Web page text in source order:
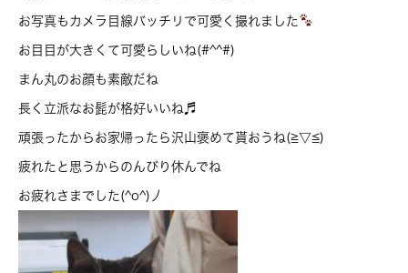
お写真もカメラ目線バッチリで可愛く撮れました
お目目が大きくて可愛らしいね(#^^#)
まん丸のお顔も素敵だね
長く立派なお髭が格好いいね♬
頑張ったからお家帰ったら沢山褒めて貰おうね(≧▽≦)
疲れたと思うからのんびり休んでね
お疲れさまでした(^o^)丿